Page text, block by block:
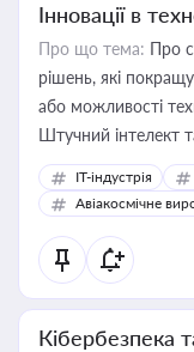
Інновації в
Про що тема: Про
рішень, які
або можливості
Штучний інтелект
IT-індустрія
Авіакосмічне
Кібербезпека